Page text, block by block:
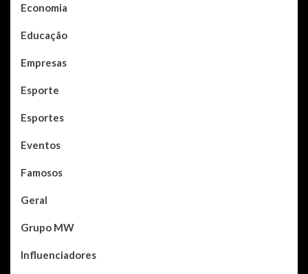
Economia
Educação
Empresas
Esporte
Esportes
Eventos
Famosos
Geral
Grupo MW
Influenciadores